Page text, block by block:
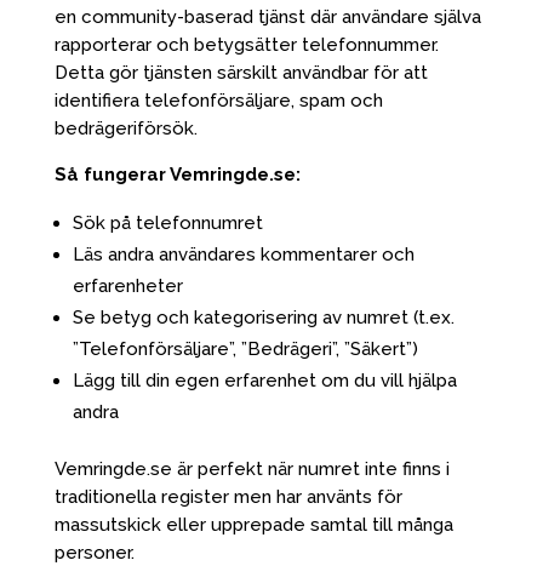
en community-baserad tjänst där användare själva
rapporterar och betygsätter telefonnummer.
Detta gör tjänsten särskilt användbar för att
identifiera telefonförsäljare, spam och
bedrägeriförsök.
Så fungerar Vemringde.se:
Sök på telefonnumret
Läs andra användares kommentarer och
erfarenheter
Se betyg och kategorisering av numret (t.ex.
”Telefonförsäljare”, ”Bedrägeri”, ”Säkert”)
Lägg till din egen erfarenhet om du vill hjälpa
andra
Vemringde.se är perfekt när numret inte finns i
traditionella register men har använts för
massutskick eller upprepade samtal till många
personer.